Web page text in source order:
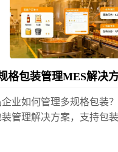
格包装管理MES解决
业如何管理多规格包装
管理解决方案，支持包